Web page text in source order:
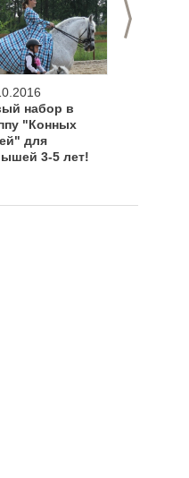
>
набор в
"Конных
для
3-5 лет!
конюшне